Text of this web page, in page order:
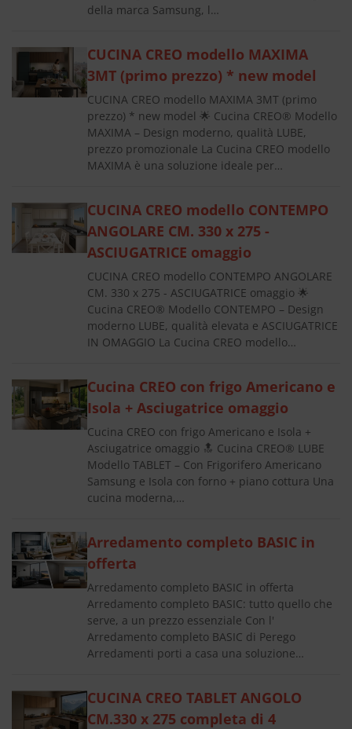
della marca Samsung, l…
CUCINA CREO modello MAXIMA
3MT (primo prezzo) * new model
CUCINA CREO modello MAXIMA 3MT (primo
prezzo) * new model 🌟 Cucina CREO® Modello
MAXIMA – Design moderno, qualità LUBE,
prezzo promozionale La Cucina CREO modello
MAXIMA è una soluzione ideale per…
CUCINA CREO modello CONTEMPO
ANGOLARE CM. 330 x 275 -
ASCIUGATRICE omaggio
CUCINA CREO modello CONTEMPO ANGOLARE
CM. 330 x 275 - ASCIUGATRICE omaggio 🌟
Cucina CREO® Modello CONTEMPO – Design
moderno LUBE, qualità elevata e ASCIUGATRICE
IN OMAGGIO La Cucina CREO modello…
Cucina CREO con frigo Americano e
Isola + Asciugatrice omaggio
Cucina CREO con frigo Americano e Isola +
Asciugatrice omaggio 🔝 Cucina CREO® LUBE
Modello TABLET – Con Frigorifero Americano
Samsung e Isola con forno + piano cottura Una
cucina moderna,…
Arredamento completo BASIC in
offerta
Arredamento completo BASIC in offerta
Arredamento completo BASIC: tutto quello che
serve, a un prezzo essenziale Con l'
Arredamento completo BASIC di Perego
Arredamenti porti a casa una soluzione…
CUCINA CREO TABLET ANGOLO
CM.330 x 275 completa di 4